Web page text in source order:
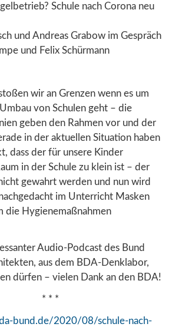
Schule nach Corona neu
und Andreas Grabow im Gespräch
und Felix Schürmann
wir an Grenzen wenn es um
von Schulen geht – die
geben den Rahmen vor und der
in der aktuellen Situation haben
dass der für unsere Kinder
in der Schule zu klein ist – der
gewahrt werden und nun wird
im Unterricht Masken
die Hygienemaßnahmen
Audio-Podcast des Bund
aus dem BDA-Denklabor,
dürfen – vielen Dank an den BDA!
* * *
bund.de/2020/08/schule-nach-